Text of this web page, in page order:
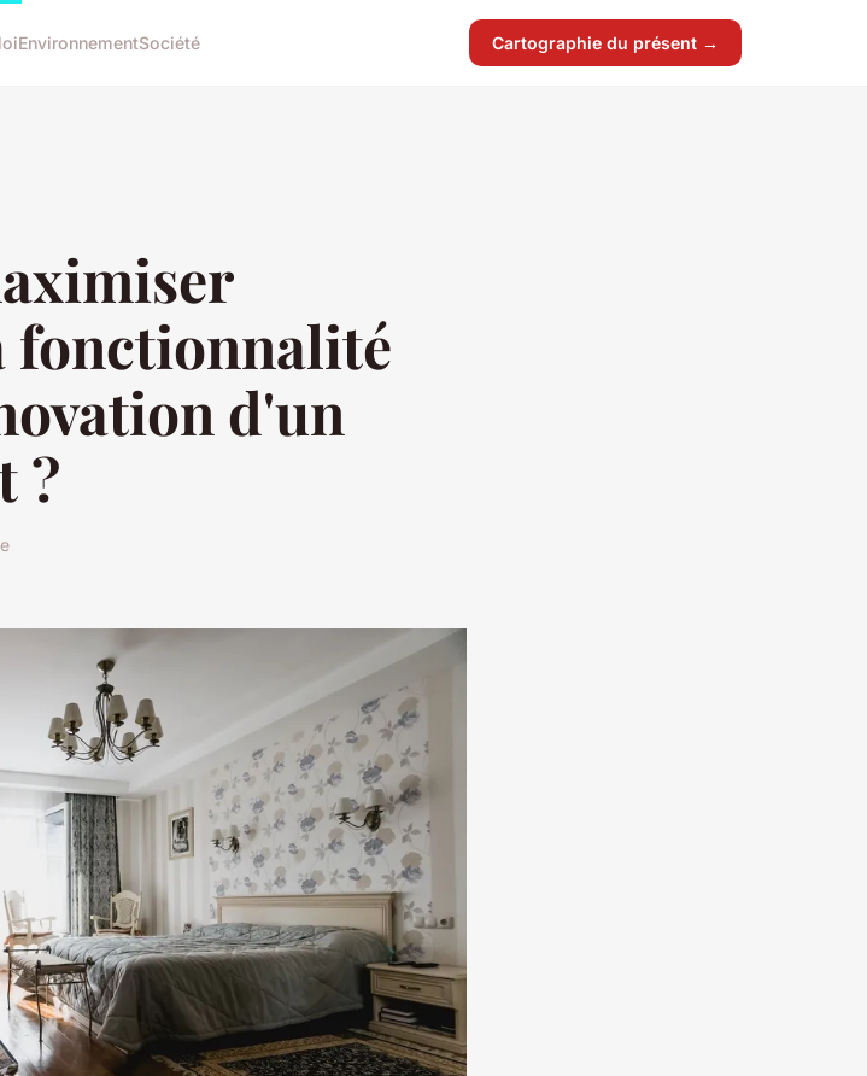
EnvironnementSociété Cartographie du présent →
fonctionnalité
d'un
?